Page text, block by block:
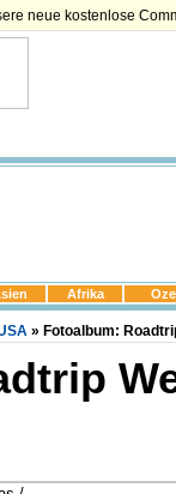
neue kostenlose
Afrika
» Fotoalbum: